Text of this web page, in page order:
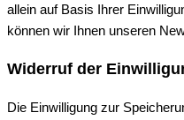
allein auf Basis Ihrer
können wir Ihnen unseren
Widerruf der
Die Einwilligung zur